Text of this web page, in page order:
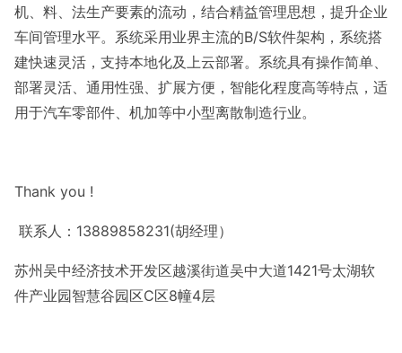
机、料、法生产要素的流动，结合精益管理思想，提升企业
车间管理水平。系统采用业界主流的B/S软件架构，系统搭
建快速灵活，支持本地化及上云部署。系统具有操作简单、
部署灵活、通用性强、扩展方便，智能化程度高等特点，适
用于汽车零部件、机加等中小型离散制造行业。
Thank you !
联系人：13889858231(胡经理）
苏州吴中经济技术开发区越溪街道吴中大道1421号太湖软
件产业园智慧谷园区C区8幢4层